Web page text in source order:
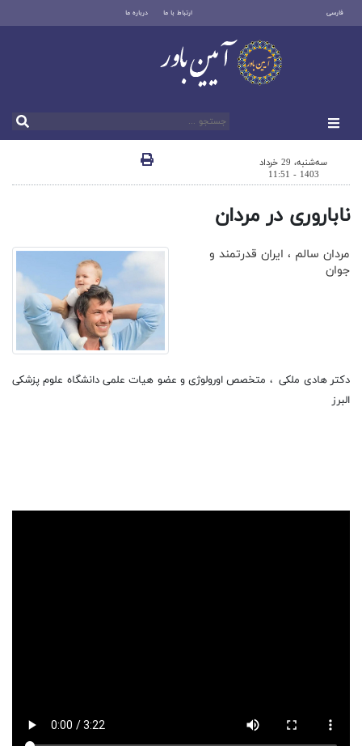
فارسی ارتباط با ما درباره ما
سه‌شنبه، 29 خرداد
1403 - 11:51
ناباروری در مردان
مردان سالم ، ایران قدرتمند و
جوان
دکتر هادی ملکی ، متخصص اورولوژی و عضو هیات علمی دانشگاه علوم پزشکی
البرز